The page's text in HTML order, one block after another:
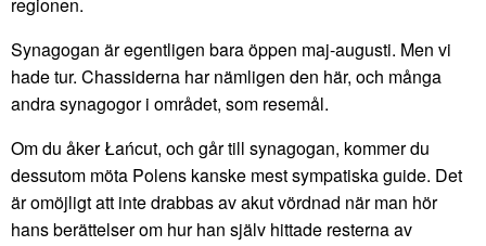
Synagogan är egentligen bara öppen maj-augusti. Men vi
hade tur. Chassiderna har nämligen den här​, och​ många
andra synagogor i området, som resemål.
Om du åker Łańcut, och går till synagogan, kommer du
dessutom möta Polens kanske mest sympatiska guide. Det
är omöjligt att inte drabbas av akut vördnad när man hör
hans berättelser​ om hur han själv hittade resterna av